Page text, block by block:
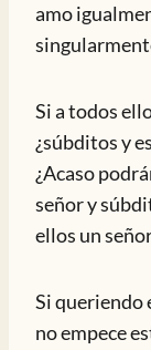
amo
Si a todos
¿súbditos y
¿Acaso
señor y
ellos un
Si queriendo
no empece